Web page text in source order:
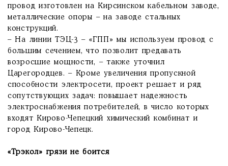
провод изготовлен на Кирсинском кабельном заводе,
металлические опоры – на заводе стальных
конструкций.
– На линии ТЭЦ-3 – «ГПП» мы используем провод с
большим сечением, что позволит предавать
возросшие мощности, – также уточнил
Царегородцев. – Кроме увеличения пропускной
способности электросети, проект решает и ряд
сопутствующих задач: повышает надежность
электроснабжения потребителей, в число которых
входят Кирово-Чепецкий химический комбинат и
город Кирово-Чепецк.
«Трэкол» грязи не боится